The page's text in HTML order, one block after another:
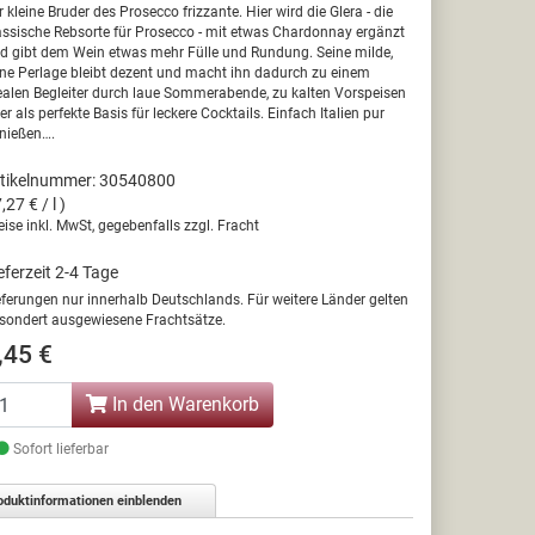
kleine Bruder des Prosecco frizzante. Hier wird die Glera - die
Rebsorte für Prosecco - mit etwas Chardonnay ergänzt
gibt dem Wein etwas mehr Fülle und Rundung. Seine milde,
Perlage bleibt dezent und macht ihn dadurch zu einem
Begleiter durch laue Sommerabende, zu kalten Vorspeisen
als perfekte Basis für leckere Cocktails. Einfach Italien pur
30540800
€ / l )
inkl. MwSt, gegebenfalls zzgl. Fracht
2-4 Tage
nur innerhalb Deutschlands. Für weitere Länder gelten
ausgewiesene Frachtsätze.
€
In den Warenkorb
Sofort lieferbar
einblenden